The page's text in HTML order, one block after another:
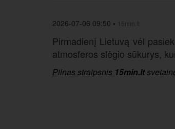
2026-07-06 09:50 • 15min.lt
Pirmadienį Lietuvą vėl
atmosferos slėgio sūkurys,
Pilnas straipsnis 15min.lt